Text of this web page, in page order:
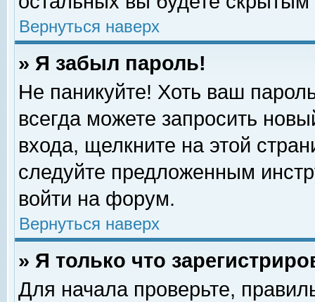
Вернуться наверх
» Я забыл пароль!
Не паникуйте! Хоть ваш
всегда можете запросить
входа, щелкните на этой
следуйте предложенным
войти на форум.
Вернуться наверх
» Я только что
Для начала проверьте,